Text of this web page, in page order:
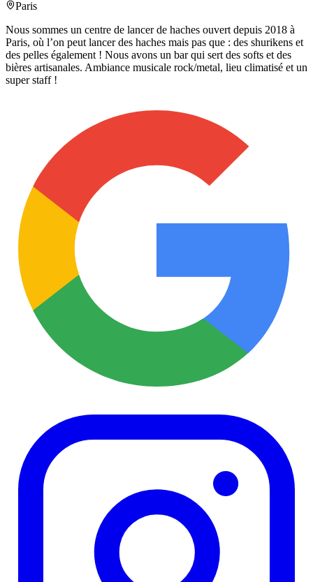
Paris
Nous sommes un centre de lancer de haches ouvert depuis 2018 à
Paris, où l’on peut lancer des haches mais pas que : des shurikens et
des pelles également ! Nous avons un bar qui sert des softs et des
bières artisanales. Ambiance musicale rock/metal, lieu climatisé et un
super staff !